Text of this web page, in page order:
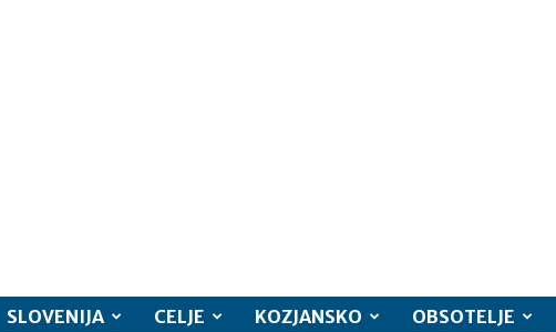
SLOVENIJA CELJE KOZJANSKO OBSOTELJE